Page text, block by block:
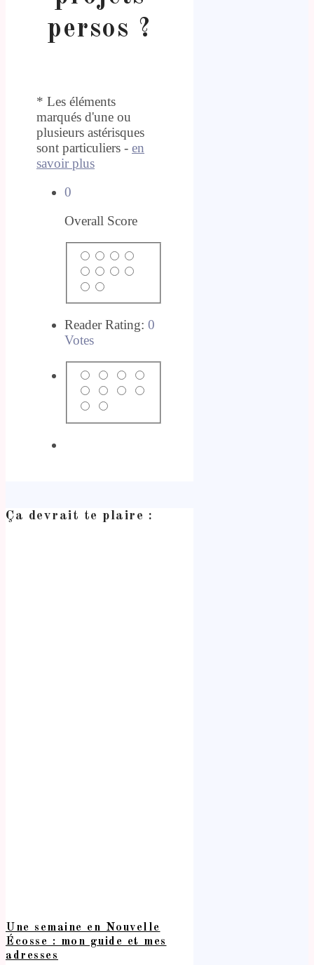
persos ?
* Les éléments
marqués d'une ou
plusieurs astérisques
sont particuliers - en
savoir plus
0
Overall Score
Reader Rating: 0
Votes
Ça devrait te plaire :
Une semaine en Nouvelle
Écosse : mon guide et mes
adresses